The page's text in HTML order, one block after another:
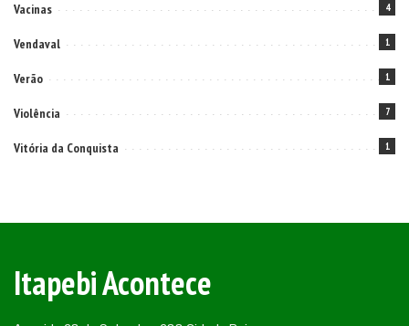
Vacinas 4
Vendaval 1
Verão 1
Violência 7
Vitória da Conquista 1
Itapebi Acontece